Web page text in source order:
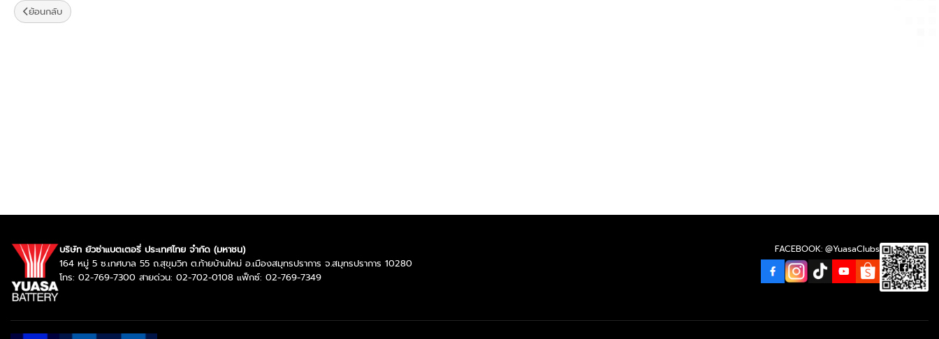
ย้อนกลับ
บริษัท ยัวซ่าแบตเตอรี่ ประเทศไทย จำกัด (มหาชน)
164 หมู่ 5 ซ.เทศบาล 55 ถ.สุขุมวิท ต.ท้ายบ้านใหม่ อ.เมืองสมุทรปราการ จ.สมุทรปราการ 10280
โทร: 02-769-7300 สายด่วน: 02-702-0108 แฟ็กซ์: 02-769-7349
FACEBOOK: @YuasaClubs